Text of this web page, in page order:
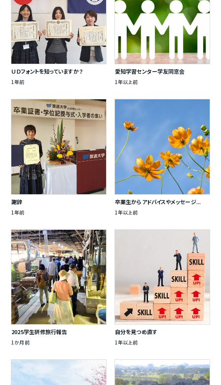
ＵＤフォントを知っていますか？
1年前
愛知学習センター学友同窓会
1年以上前
謝辞
1年前
卒業生からアドバイスやメッセージ...
1年以上前
2025学生研修旅行報告
1か月前
自分を見つめ直す
1年以上前